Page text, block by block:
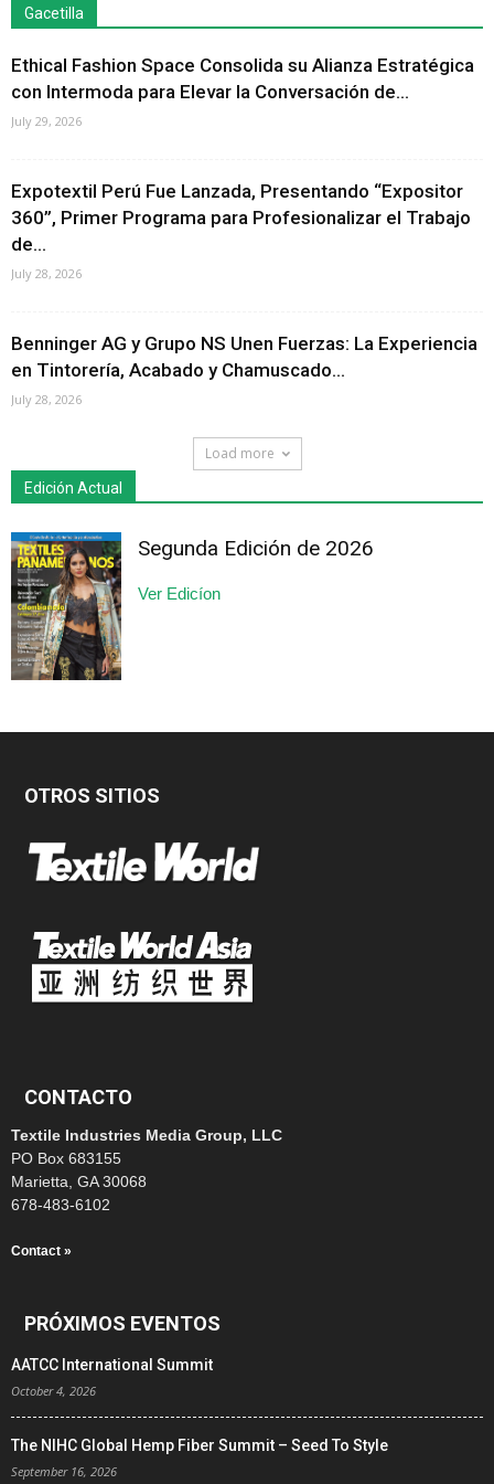
Gacetilla
Ethical Fashion Space Consolida su Alianza Estratégica
con Intermoda para Elevar la Conversación de...
July 29, 2026
Expotextil Perú Fue Lanzada, Presentando “Expositor
360”, Primer Programa para Profesionalizar el Trabajo
de...
July 28, 2026
Benninger AG y Grupo NS Unen Fuerzas: La Experiencia
en Tintorería, Acabado y Chamuscado...
July 28, 2026
Load more
Edición Actual
Segunda Edición de 2026
Ver Edicíon
OTROS SITIOS
CONTACTO
Textile Industries Media Group, LLC
PO Box 683155
Marietta, GA 30068
678-483-6102
Contact »
PRÓXIMOS EVENTOS
AATCC International Summit
October 4, 2026
The NIHC Global Hemp Fiber Summit – Seed To Style
September 16, 2026